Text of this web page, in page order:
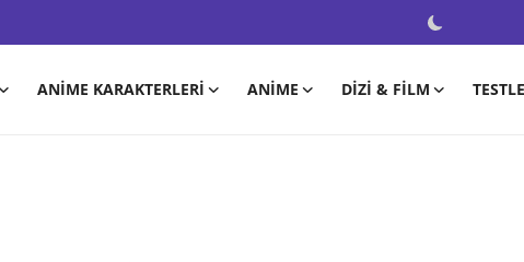
ANIME KARAKTERLERI ANIME DIZI & FILM